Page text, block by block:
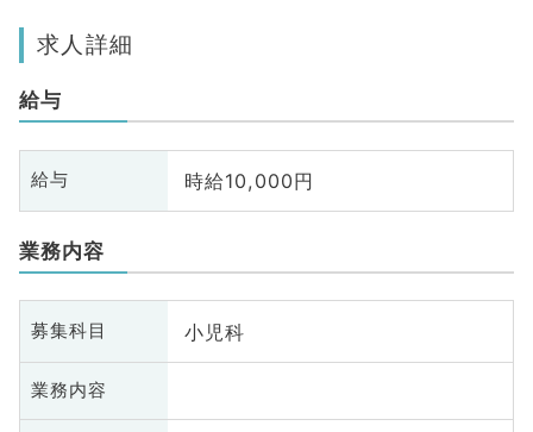
求人詳細
給与
給与 時給10,000円
業務内容
募集科目 小児科
業務内容